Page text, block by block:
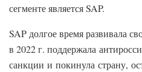
сегменте является SAP.
SAP долгое время развивала
в 2022 г. поддержала
санкции и покинула страну,